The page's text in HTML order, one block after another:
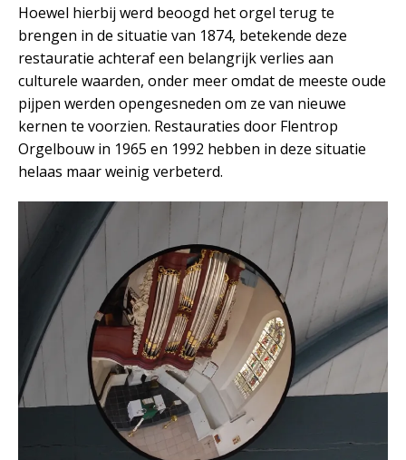
Hoewel hierbij werd beoogd het orgel terug te
brengen in de situatie van 1874, betekende deze
restauratie achteraf een belangrijk verlies aan
culturele waarden, onder meer omdat de meeste oude
pijpen werden opengesneden om ze van nieuwe
kernen te voorzien. Restauraties door Flentrop
Orgelbouw in 1965 en 1992 hebben in deze situatie
helaas maar weinigverbeterd.